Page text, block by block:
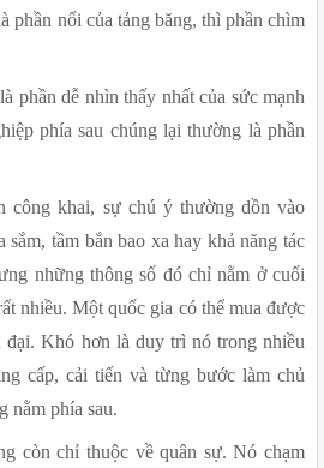
phần nổi của tảng băng, thì phần chìm
phần dễ nhìn thấy nhất của sức mạnh
phía sau chúng lại thường là phần
công khai, sự chú ý thường dồn vào
tầm bắn bao xa hay khả năng tác
những thông số đó chỉ nằm ở cuối
nhiều. Một quốc gia có thể mua được
đại. Khó hơn là duy trì nó trong nhiều
cấp, cải tiến và từng bước làm chủ
nằm phía sau.
còn chỉ thuộc về quân sự. Nó chạm